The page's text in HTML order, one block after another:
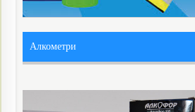
Алкометри